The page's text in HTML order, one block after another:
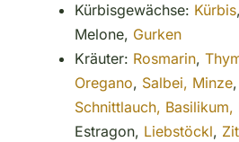
Kürbisgewächse: Kürbis,
Melone, Gurken
Kräuter: Rosmarin,
Oregano, Salbei, Minze,
Schnittlauch, Basilikum,
Estragon, Liebstöckl,